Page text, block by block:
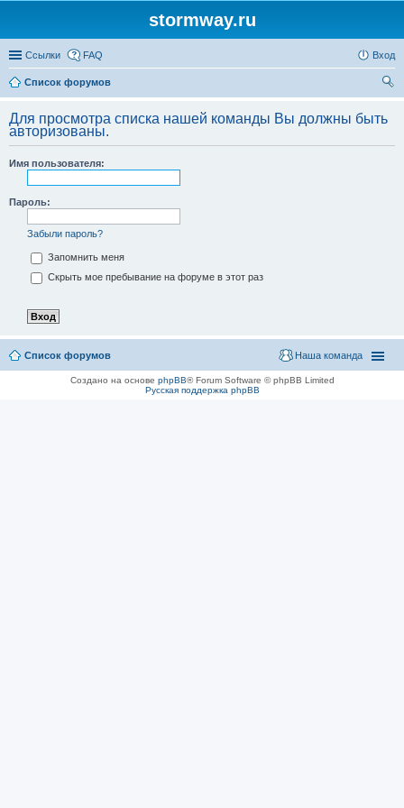
stormway.ru
Ссылки FAQ Вход
Список форумов
ск
Для просмотра списка нашей команды Вы должны быть
авторизованы.
Имя пользователя:
Пароль:
Забыли пароль?
Запомнить меня
Скрыть мое пребывание на форуме в этот раз
Список форумов Наша команда
Создано на основе phpBB® Forum Software © phpBB Limited
Русская поддержка phpBB